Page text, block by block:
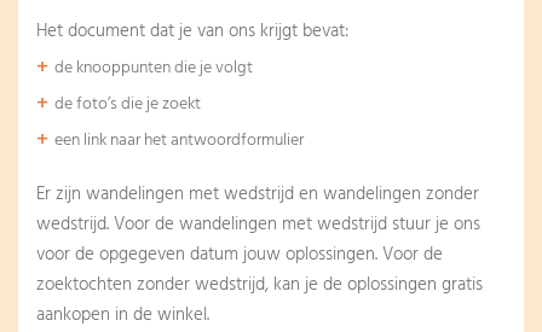
Het document dat je van ons krijgt bevat:
de knooppunten die je volgt
de foto’s die je zoekt
een link naar het antwoordformulier
Er zijn wandelingen met wedstrijd en wandelingen zonder
wedstrijd. Voor de wandelingen met wedstrijd stuur je ons
voor de opgegeven datum jouw oplossingen. Voor de
zoektochten zonder wedstrijd, kan je de oplossingen gratis
aankopen in de winkel.